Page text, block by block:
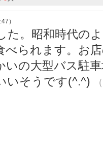
）
た。昭和時代の
べられます。お
いの大型バス駐
いそうです(^.^)